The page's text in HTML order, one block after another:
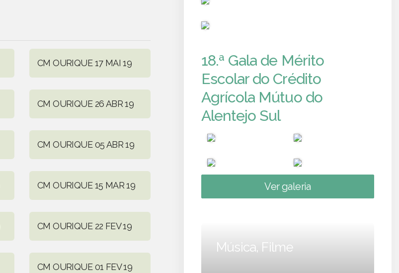
CM OURIQUE 17 MAI 19
CM OURIQUE 26 ABR 19
CM OURIQUE 05 ABR 19
CM OURIQUE 15 MAR 19
CM OURIQUE 22 FEV 19
CM OURIQUE 01 FEV 19
18.ª Gala de Mérito
Escolar do Crédito
Agrícola Mútuo do
Alentejo Sul
Ver galeria
Música, Filme